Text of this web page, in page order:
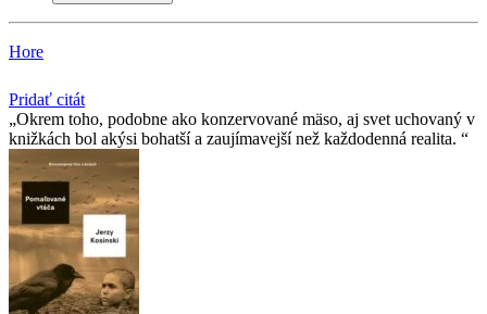
Hore
Pridať citát
Okrem toho, podobne ako konzervované mäso, aj svet uchovaný v
knižkách bol akýsi bohatší a zaujímavejší než každodenná realita.